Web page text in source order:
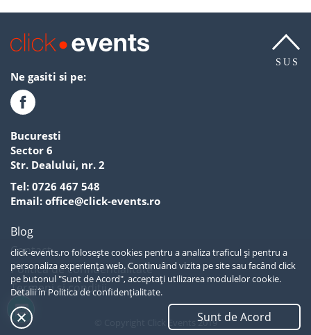
click-events.ro folosește cookies pentru a analiza traficul și pentru a
personaliza experiența web. Continuând vizita pe site sau facând click
pe butonul "Sunt de Acord", acceptați utilizarea modulelor cookie.
Detalii în Politica de confidențialitate.
Sunt de Acord
SUS
Ne gasiti si pe:
Bucuresti
Sector 6
Str. Dealului, nr. 2
Tel: 0726 467 548
Email: office@click-events.ro
Blog
Contact
Politica de confidentialitate
Termeni si conditii
© Copyright Click Events 2019